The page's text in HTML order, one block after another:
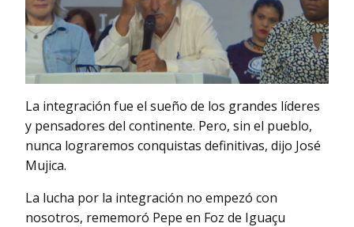
La integración fue el sueño de los grandes líderes
y pensadores del continente. Pero, sin el pueblo,
nunca lograremos conquistas definitivas, dijo José
Mujica.
La lucha por la integración no empezó con
nosotros, rememoró Pepe en Foz de Iguaçu